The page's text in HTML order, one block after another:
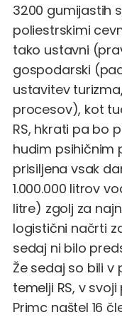
3200 gumijastih
poliestrskimi
tako ustavni
gospodarski
ustavitev
procesov), kot
RS, hkrati pa bo
hudim psihičnim
prisiljena vsak
1.000.000 litrov
litre) zgolj za
logistični načrti
sedaj ni bilo
Že sedaj so bili v
temelji RS, v
Primc naštel 16